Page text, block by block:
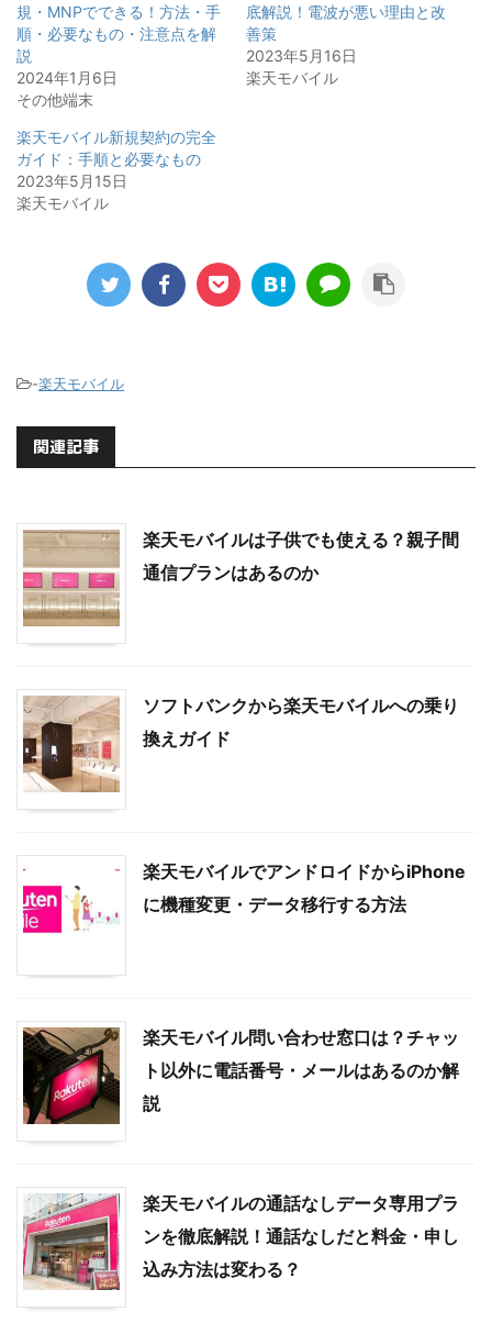
規・MNPでできる！方法・手
順・必要なもの・注意点を解
説
2024年1月6日
その他端末
底解説！電波が悪い理由と改
善策
2023年5月16日
楽天モバイル
楽天モバイル新規契約の完全
ガイド：手順と必要なもの
2023年5月15日
楽天モバイル
-楽天モバイル
関連記事
楽天モバイルは子供でも使える？親子間
通信プランはあるのか
ソフトバンクから楽天モバイルへの乗り
換えガイド
楽天モバイルでアンドロイドからiPhone
に機種変更・データ移行する方法
楽天モバイル問い合わせ窓口は？チャッ
ト以外に電話番号・メールはあるのか解
説
楽天モバイルの通話なしデータ専用プラ
ンを徹底解説！通話なしだと料金・申し
込み方法は変わる？